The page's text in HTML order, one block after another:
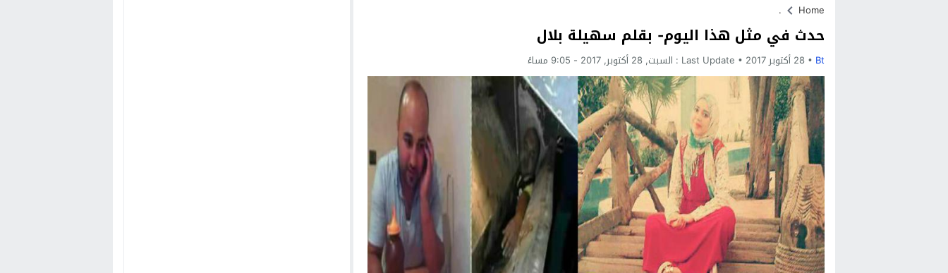
Home
.
حدث في مثل هذا اليوم- بقلم سهيلة بلال
Bt 28 أكتوبر 2017 Last Update : السبت, 28 أكتوبر, 2017 - 9:05 مساءً